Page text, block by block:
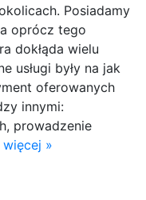
Posiadamy
oprócz tego
dokłąda wielu
usługi były na jak
oferowanych
innymi:
prowadzenie
»